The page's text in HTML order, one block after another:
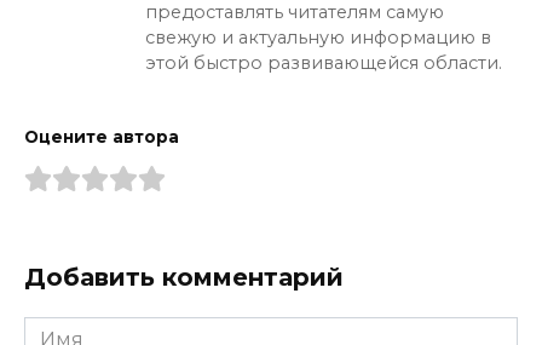
предоставлять читателям самую
свежую и актуальную информацию в
этой быстро развивающейся области.
Оцените автора
Добавить комментарий
Имя